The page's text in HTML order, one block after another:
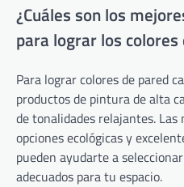
¿Cuáles son los
para lograr los
Para lograr colores de pared
productos de pintura de alta
de tonalidades relajantes. Las
opciones ecológicas y
pueden ayudarte a
adecuados para tu espacio.